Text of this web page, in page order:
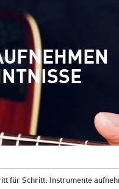
für Schritt: Instrumente